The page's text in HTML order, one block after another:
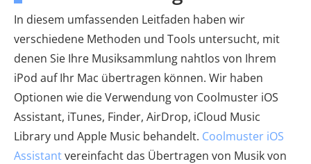
In diesem umfassenden Leitfaden haben wir
verschiedene Methoden und Tools untersucht, mit
denen Sie Ihre Musiksammlung nahtlos von Ihrem
iPod auf Ihr Mac übertragen können. Wir haben
Optionen wie die Verwendung von Coolmuster iOS
Assistant, iTunes, Finder, AirDrop, iCloud Music
Library und Apple Music behandelt. Coolmuster iOS
Assistantvereinfacht das Übertragen von Musik von